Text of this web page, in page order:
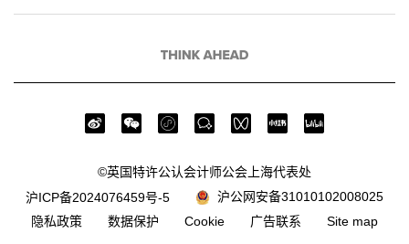
©英国特许公认会计师公会上海代表处
沪ICP备2024076459号-5
沪公网安备31010102008025
隐私政策
数据保护 Cookie 广告联系 Site map